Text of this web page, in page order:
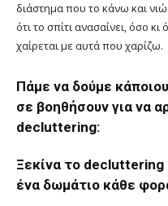
διάστημα που το κάνω και
ότι το σπίτι ανασαίνει, όσο
χαίρεται με αυτά που χαρίζω.
Πάμε να δούμε
σε βοηθήσουν για να
decluttering:
Ξεκίνα το decluttering
ένα δωμάτιο κάθε